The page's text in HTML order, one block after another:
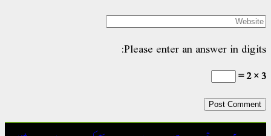
Please enter an answer in digits:
3 × 2 =